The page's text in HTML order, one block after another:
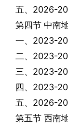
五、 2026-
第四节 中南
一、 2023-
二、 2023-
三、 2023-
四、 2023-
五、 2026-
第五节 西南